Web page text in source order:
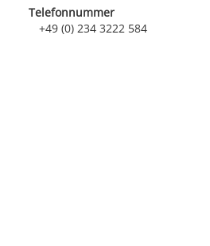
Telefonnummer
+49 (0) 234 3222 584